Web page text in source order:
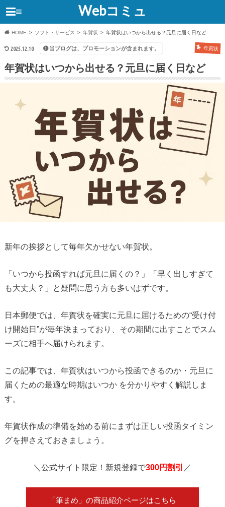
Webコミュ
≡
HOME ソフト・サービス 年賀状 年賀状はいつから出せる？元旦に届く日など
2025.12.10 年賀状
当ブログは、プロモーションが含まれます。
年賀状はいつから出せる？元旦に届く日など
新年の挨拶として毎年欠かせない年賀状。
「いつから投函すれば元旦に届くの？」「早く出しすぎて
も大丈夫？」と疑問に思う方も多いはずです。
日本郵便では、年賀状を確実に元旦に届けるための“受け付
け開始日”が毎年決まっており、その期間に出すことでスム
ーズに相手へ届けられます。
この記事では、年賀状はいつから投函できるのか・元旦に
届くための最適な時期はいつか を分かりやすく解説しま
す。
年賀状作成の準備を始める前にまずは正しい投函タイミン
グを押さえておきましょう。
＼公式サイト限定！新規登録で300円割引 ／
「筆まめ」の商品紹介ページはこちら